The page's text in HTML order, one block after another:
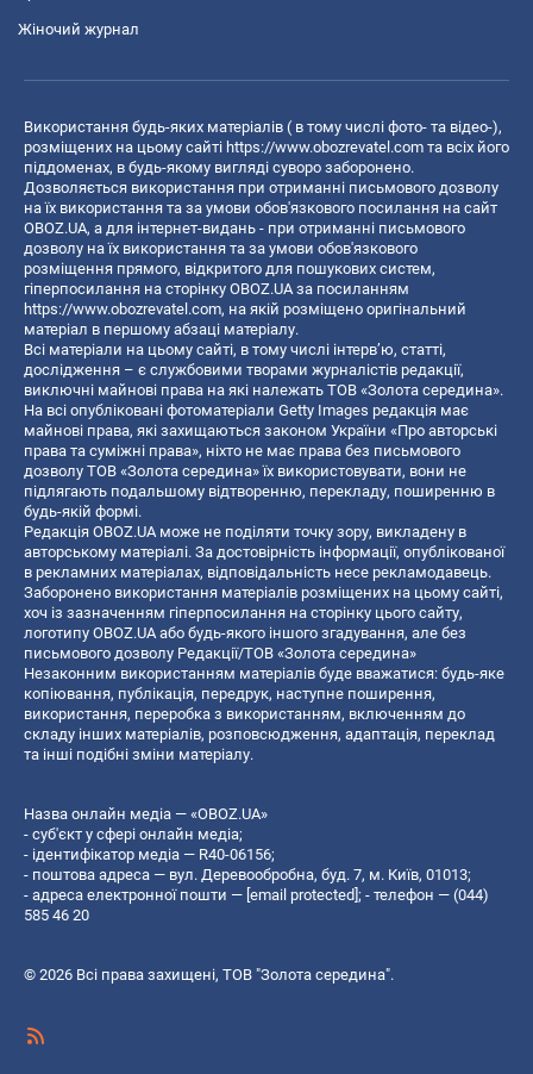
Жіночий журнал
Використання будь-яких матеріалів ( в тому числі фото- та відео-),
розміщених на цьому сайті https://www.obozrevatel.com та всіх його
піддоменах, в будь-якому вигляді суворо заборонено.
Дозволяється використання при отриманні письмового дозволу
на їх використання та за умови обов'язкового посилання на сайт
OBOZ.UA, а для інтернет-видань - при отриманні письмового
дозволу на їх використання та за умови обов'язкового
розміщення прямого, відкритого для пошукових систем,
гіперпосилання на сторінку OBOZ.UA за посиланням
https://www.obozrevatel.com, на якій розміщено оригінальний
матеріал в першому абзаці матеріалу.
Всі матеріали на цьому сайті, в тому числі інтерв’ю, статті,
дослідження – є службовими творами журналістів редакції,
виключні майнові права на які належать ТОВ «Золота середина».
На всі опубліковані фотоматеріали Getty Images редакція має
майнові права, які захищаються законом України «Про авторські
права та суміжні права», ніхто не має права без письмового
дозволу ТОВ «Золота середина» їх використовувати, вони не
підлягають подальшому відтворенню, перекладу, поширенню в
будь-якій формі.
Редакція OBOZ.UA може не поділяти точку зору, викладену в
авторському матеріалі. За достовірність інформації, опублікованої
в рекламних матеріалах, відповідальність несе рекламодавець.
Заборонено використання матеріалів розміщених на цьому сайті,
хоч із зазначенням гіперпосилання на сторінку цього сайту,
логотипу OBOZ.UA або будь-якого іншого згадування, але без
письмового дозволу Редакції/ТОВ «Золота середина»
Незаконним використанням матеріалів буде вважатися: будь-яке
копiювання, публiкацiя, передрук, наступне поширення,
використання, переробка з використанням, включенням до
складу інших матеріалів, розповсюдження, адаптація, переклад
та інші подібні зміни матеріалу.
Назва онлайн медіа — «OBOZ.UA»
- суб'єкт у сфері онлайн медіа;
- ідентифікатор медіа — R40-06156;
- поштова адреса — вул. Деревообробна, буд. 7, м. Київ, 01013;
- адреса електронної пошти — [email protected] ; - телефон — (044)
585 46 20
© 2026 Всі права захищені, ТОВ "Золота середина".